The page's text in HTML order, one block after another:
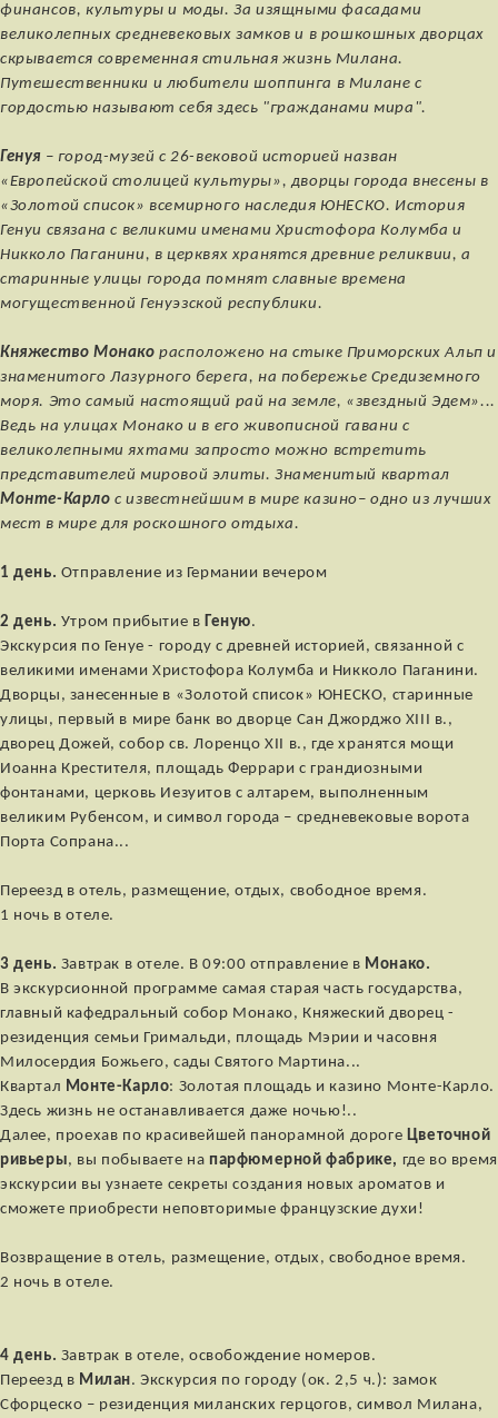
финансов, культуры и моды. За изящными фасадами
великолепных средневековых замков и в рошкошных дворцах
скрывается современная стильная жизнь Милана.
Путешественники и любители шоппинга в Милане с
гордостью называют себя здесь "гражданами мира".
Генуя – город-музей с 26-вековой историей назван
«Европейской столицей культуры», дворцы города внесены в
«Золотой список» всемирного наследия ЮНЕСКО. История
Генуи связана с великими именами Христофора Колумба и
Никколо Паганини, в церквях хранятся древние реликвии, а
старинные улицы города помнят славные времена
могущественной Генуэзской республики.
Княжество Монако расположено на стыке Приморских Альп и
знаменитого Лазурного берега, на побережье Средиземного
моря. Это самый настоящий рай на земле, «звездный Эдем»...
Ведь на улицах Монако и в его живописной гавани с
великолепными яхтами запросто можно встретить
представителей мировой элиты. Знаменитый квартал
Монте-Карло с известнейшим в мире казино– одно из лучших
мест в мире для роскошного отдыха.
1 день. Отправление из Германии вечером
2 день. Утром прибытие в Геную.
Экскурсия по Генуе - городу с древней историей, связанной с
великими именами Христофора Колумба и Никколо Паганини.
Дворцы, занесенные в «Золотой список» ЮНЕСКО, старинные
улицы, первый в мире банк во дворце Сан Джорджо XIII в.,
дворец Дожей, собор св. Лоренцо XII в., где хранятся мощи
Иоанна Крестителя, площадь Феррари с грандиозными
фонтанами, церковь Иезуитов с алтарем, выполненным
великим Рубенсом, и символ города – средневековые ворота
Порта Сопрана...
Переезд в отель, размещение, отдых, свободное время.
1 ночь в отеле.
3 день. Завтрак в отеле. В 09:00 отправление в Монако.
В экскурсионной программе самая старая часть государства,
главный кафедральный собор Монако, Княжеский дворец -
резиденция семьи Гримальди, площадь Мэрии и часовня
Милосердия Божьего, сады Святого Мартина...
Квартал Монте-Карло: Золотая площадь и казино Монте-Карло.
Здесь жизнь не останавливается даже ночью!..
Далее, проехав по красивейшей панорамной дороге Цветочной
ривьеры, вы побываете на парфюмерной фабрике, где во время
экскурсии вы узнаете секреты создания новых ароматов и
сможете приобрести неповторимые французские духи!
Возвращение в отель, размещение, отдых, свободное время.
2 ночь в отеле.
4 день. Завтрак в отеле, освобождение номеров.
Переезд в Милан. Экскурсия по городу (ок. 2,5 ч.): замок
Сфорцеско – резиденция миланских герцогов, символ Милана,